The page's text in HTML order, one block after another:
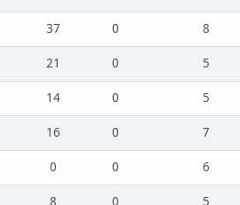
37 0
8
21 0
5
14 0
5
16 0
7
0 0
6
8 0
5